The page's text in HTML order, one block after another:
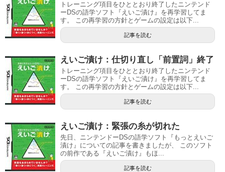
トレーニング項目をひととおり終了したニンテンド
ーDSの語学ソフト『えいご漬け』を再学習してま
す。 この再学習の方針とゲームの設定は以下...
記事を読む
えいご漬け：仕切り直し「前置詞」終了
トレーニング項目をひととおり終了したニンテンド
ーDSの語学ソフト『えいご漬け』を再学習してま
す。 この再学習の方針とゲームの設定は以下...
記事を読む
えいご漬け：緊張の糸が切れた
先日、ニンテンドーDSの語学ソフト『もっとえいご
漬け』についての記事を書きましたが、 このソフト
の前作である『えいご漬け』もほ...
記事を読む